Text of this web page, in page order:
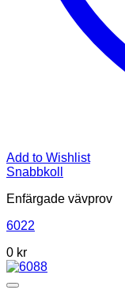
Add to Wishlist
Snabbkoll
Enfärgade vävprov
6022
0 kr